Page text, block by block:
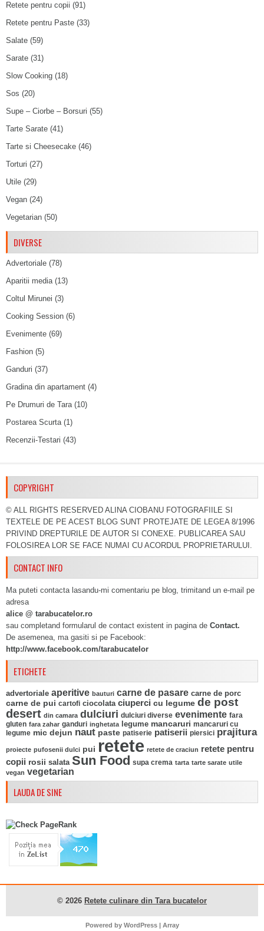
Retete pentru copii (91)
Retete pentru Paste (33)
Salate (59)
Sarate (31)
Slow Cooking (18)
Sos (20)
Supe – Ciorbe – Borsuri (55)
Tarte Sarate (41)
Tarte si Cheesecake (46)
Torturi (27)
Utile (29)
Vegan (24)
Vegetarian (50)
DIVERSE
Advertoriale (78)
Aparitii media(13)
Coltul Mirunei (3)
Cooking Session (6)
Evenimente (69)
Fashion (5)
Ganduri (37)
Gradina din apartament (4)
Pe Drumuri de Tara(10)
Postarea Scurta(1)
Recenzii-Testari (43)
COPYRIGHT
© ALL RIGHTS RESERVED ALINA CIOBANU FOTOGRAFIILE SI
TEXTELE DE PE ACEST BLOG SUNT PROTEJATE DE LEGEA 8/1996
PRIVIND DREPTURILE DE AUTOR SI CONEXE. PUBLICAREA SAU
FOLOSIREA LOR SE FACE NUMAI CU ACORDUL PROPRIETARULUI.
CONTACT INFO
Ma puteti contacta lasandu-mi comentariu pe blog, trimitand un e-mail pe
adresa
alice @ tarabucatelor.ro
sau completand formularul de contact existent in pagina de Contact.
De asemenea, ma gasiti si pe Facebook:
http://www.facebook.com/tarabucatelor
ETICHETE
advertoriale aperitive bauturi carne de pasare carne de porc
carne de pui cartofi ciocolata ciuperci cu legume de post
desert din camara dulciuri dulciuri diverse evenimente fara
gluten fara zahar ganduri inghetata legume mancaruri mancaruri cu
legume mic dejun naut paste patiserie patiserii piersici prajitura
proiecte pufosenii dulci pui retete retete de craciun retete pentru
copii rosii salata Sun Food supa crema tarta tarte sarate utile
vegan vegetarian
LAUDA DE SINE
© 2026 Retete culinare din Tara bucatelor
Powered by WordPress| Array